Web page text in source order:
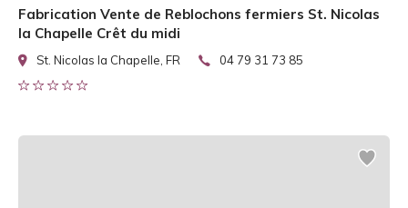
Fabrication Vente de Reblochons fermiers St. Nicolas
la Chapelle Crêt du midi
St. Nicolas la Chapelle, FR 04 79 31 73 85